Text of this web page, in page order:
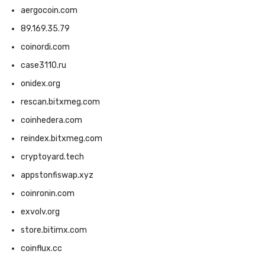
aergocoin.com
89.169.35.79
coinordi.com
case3110.ru
onidex.org
rescan.bitxmeg.com
coinhedera.com
reindex.bitxmeg.com
cryptoyard.tech
appstonfiswap.xyz
coinronin.com
exvolv.org
store.bitimx.com
coinflux.cc